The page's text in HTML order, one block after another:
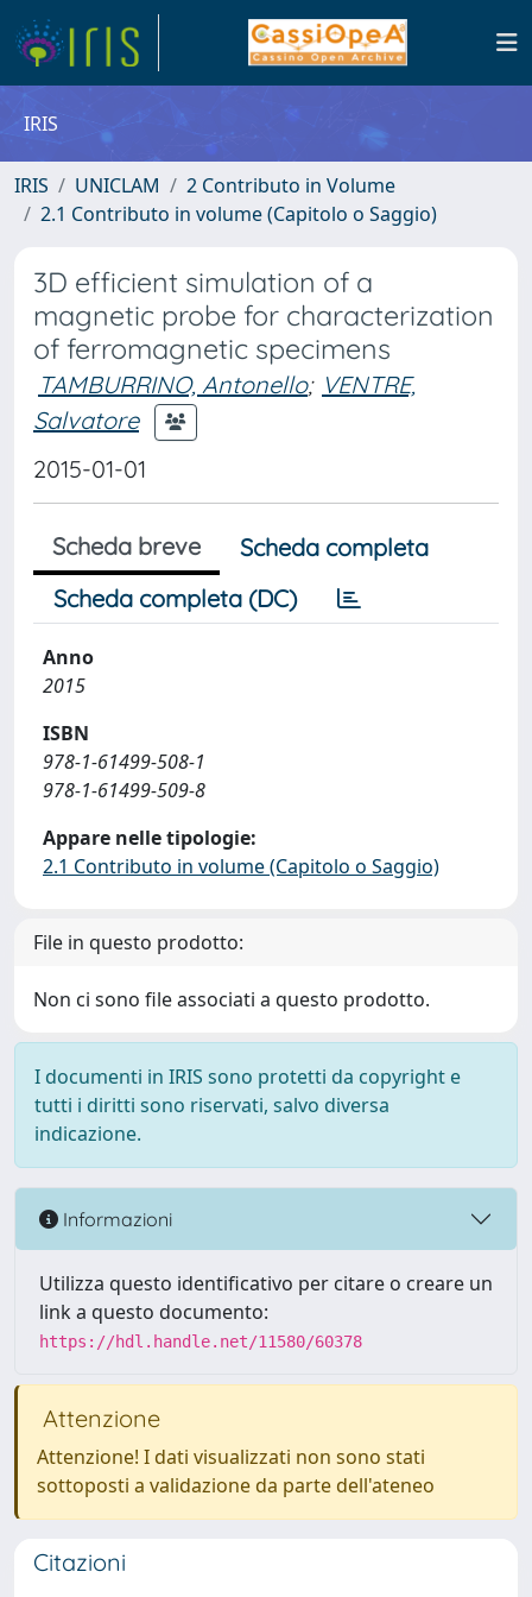
IRIS
IRIS UNICLAM
2 Contributo in Volume
2.1 Contributo in volume (Capitolo o Saggio)
3D efficient simulation of a
magnetic probe for characterization
of ferromagnetic specimens
TAMBURRINO, Antonello; VENTRE,
Salvatore
2015-01-01
Scheda breve
Scheda completa
Scheda completa (DC)
Anno
2015
ISBN
978-1-61499-508-1
978-1-61499-509-8
Appare nelle tipologie:
2.1 Contributo in volume (Capitolo o Saggio)
File in questo prodotto:
Non ci sono file associati a questo prodotto.
I documenti in IRIS sono protetti da copyright e
tutti i diritti sono riservati, salvo diversa
indicazione.
Informazioni
Utilizza questo identificativo per citare o creare un
link a questo documento:
https://hdl.handle.net/11580/60378
Attenzione
Attenzione! I dati visualizzati non sono stati
sottoposti a validazione da parte dell'ateneo
Citazioni